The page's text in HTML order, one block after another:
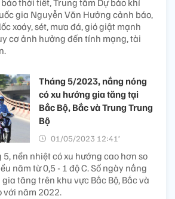
thời tiết, Trung tâm Dự báo khí
gia Nguyễn Văn Hưởng cảnh báo,
xoáy, sét, mưa đá, gió giật mạnh
cơ ảnh hưởng đến tính mạng, tài
Tháng 5/2023, nắng nóng
có xu hướng gia tăng tại
Bắc Bộ, Bắc và Trung Trung
Bộ
01/05/2023 12:41’
nền nhiệt có xu hướng cao hơn so
năm từ 0,5 - 1 độ C. Số ngày nắng
tăng trên khu vực Bắc Bộ, Bắc và
với năm 2022.